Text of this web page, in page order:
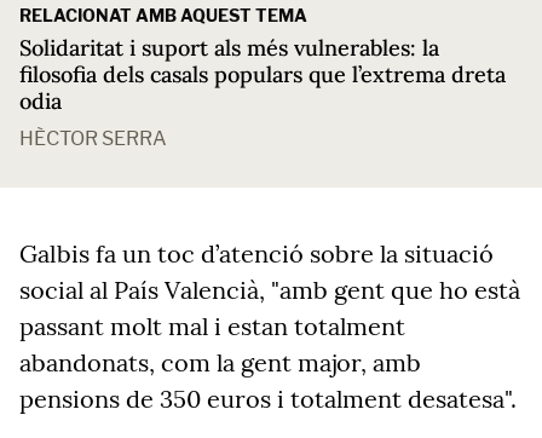
RELACIONAT AMB AQUEST TEMA
Solidaritat i suport als més vulnerables: la
filosofia dels casals populars que l’extrema dreta
odia
HÈCTOR SERRA
Galbis fa un toc d’atenció sobre la situació
social al País Valencià, "amb gent que ho està
passant molt mal i estan totalment
abandonats, com la gent major, amb
pensions de 350 euros i totalment desatesa".